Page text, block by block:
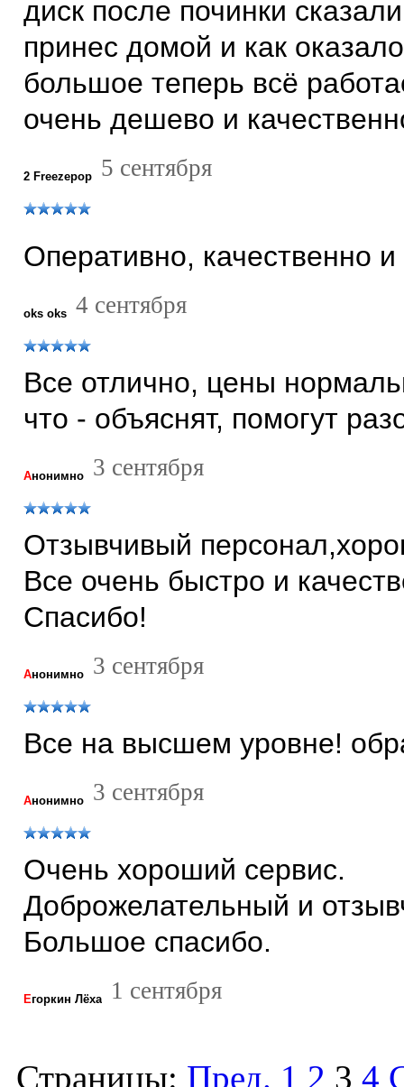
диск после починки
принес домой и как
большое теперь всё
очень дешево и
2 Freezepop 5 сентября
Оперативно, качественно
oks oks 4 сентября
Все отлично, цены
что - объяснят, помогут
Анонимно 3 сентября
Отзывчивый
Все очень быстро и
Спасибо!
Анонимно 3 сентября
Все на высшем уровне!
Анонимно 3 сентября
Очень хороший сервис.
Доброжелательный и
Большое спасибо.
Егоркин Лёха 1 сентября
Страницы: Пред. 1 2 3 4